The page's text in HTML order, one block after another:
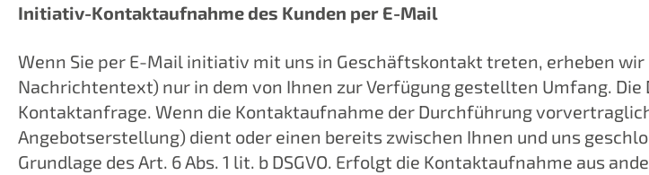
Initiativ-Kontaktaufnahme des Kunden per E-Mail
Wenn Sie per E-Mail initiativ mit uns in Geschäftskontakt treten, erheben
Nachrichtentext) nur in dem von Ihnen zur Verfügung gestellten Umfang.
Kontaktanfrage. Wenn die Kontaktaufnahme der Durchführung
Angebotserstellung) dient oder einen bereits zwischen Ihnen und uns
Grundlage des Art. 6 Abs. 1 lit. b DSGVO. Erfolgt die Kontaktaufnahme aus